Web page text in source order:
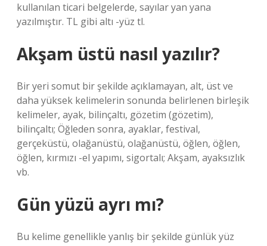
kullanılan ticari belgelerde, sayılar yan yana
yazılmıştır. TL gibi altı -yüz tl.
Akşam üstü nasıl yazılır?
Bir yeri somut bir şekilde açıklamayan, alt, üst ve
daha yüksek kelimelerin sonunda belirlenen birleşik
kelimeler, ayak, bilinçaltı, gözetim (gözetim),
bilinçaltı; Öğleden sonra, ayaklar, festival,
gerçeküstü, olağanüstü, olağanüstü, öğlen, öğlen,
öğlen, kırmızı -el yapımı, sigortalı; Akşam, ayaksızlık
vb.
Gün yüzü ayrı mı?
Bu kelime genellikle yanlış bir şekilde günlük yüz